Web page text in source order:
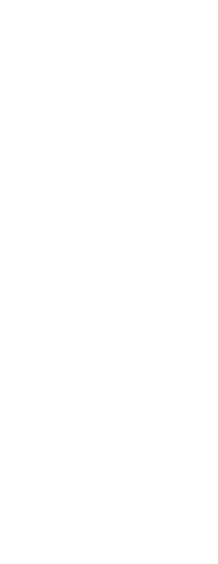
по
Pobeda-